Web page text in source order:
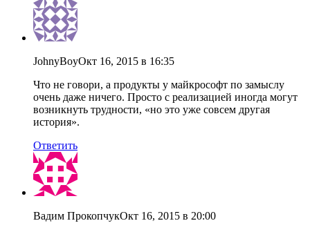
JohnyBoyОкт 16, 2015 в 16:35
Что не говори, а продукты у майкрософт по замыслу
очень даже ничего. Просто с реализацией иногда могут
возникнуть трудности, «но это уже совсем другая
история».
Ответить
Вадим ПрокопчукОкт 16, 2015 в 20:00